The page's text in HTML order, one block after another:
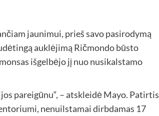
jaunimui, prieš savo pasirodymą
auklėjimą Ričmondo būsto
išgelbėjo jį nuo nusikalstamo
pareigūnu“, – atskleidė Mayo. Patirtis
nenuilstamai dirbdamas 17